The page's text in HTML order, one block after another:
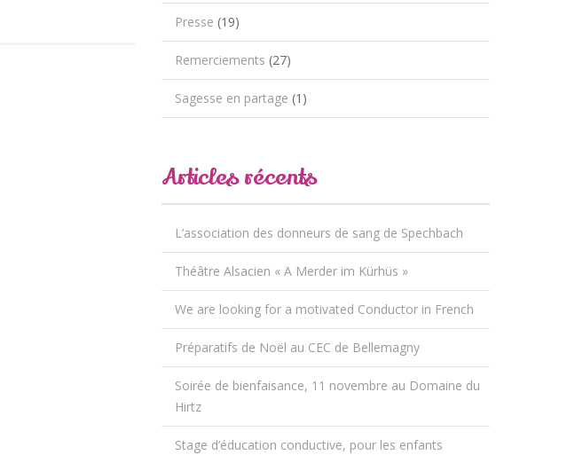
Presse (19)
Remerciements (27)
Sagesse en partage (1)
Articles récents
L’association des donneurs de sang de Spechbach
Théâtre Alsacien « A Merder im Kürhüs »
We are looking for a motivated Conductor in French
Préparatifs de Noël au CEC de Bellemagny
Soirée de bienfaisance, 11 novembre au Domaine du
Hirtz
Stage d’éducation conductive, pour les enfants